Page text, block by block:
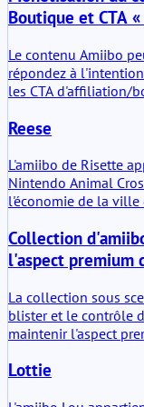
et un support de
Boutique et CTA
Le contenu Amiibo
répondez à
les CTA d'affiliation/
Reese
L'amiibo de Risette
Nintendo Animal
l'économie de la ville
dans l'objet en
à l'intérieur du socle.
Nintendo
interactions en jeu,
permet d'accéder à
selon le titre.
Collection
l'aspect premium
La collection sous
blister et le contrôle
maintenir l'aspect
Lottie